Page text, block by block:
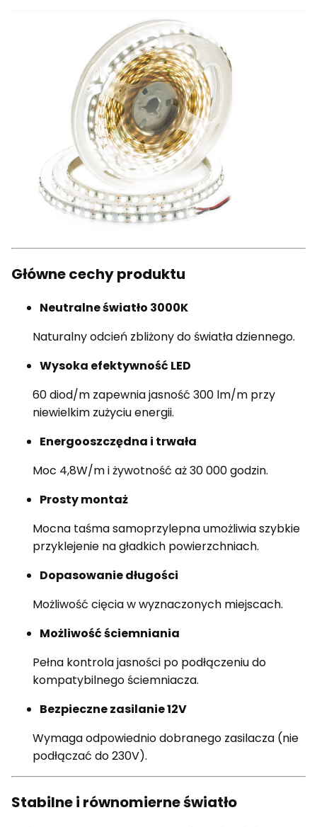
Główne cechy produktu
Neutralne światło 3000K
Naturalny odcień zbliżony do światła dziennego.
Wysoka efektywność LED
60 diod/m zapewnia jasność 300 lm/m przy
niewielkim zużyciu energii.
Energooszczędna i trwała
Moc 4,8W/m i żywotność aż 30 000 godzin.
Prosty montaż
Mocna taśma samoprzylepna umożliwia szybkie
przyklejenie na gładkich powierzchniach.
Dopasowanie długości
Możliwość cięcia w wyznaczonych miejscach.
Możliwość ściemniania
Pełna kontrola jasności po podłączeniu do
kompatybilnego ściemniacza.
Bezpieczne zasilanie 12V
Wymaga odpowiednio dobranego zasilacza (nie
podłączać do 230V).
Stabilne i równomierne światło